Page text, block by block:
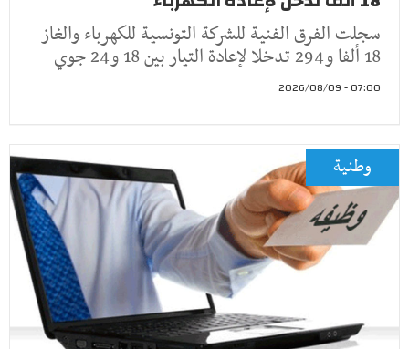
سجلت الفرق الفنية للشركة التونسية للكهرباء والغاز
18 ألفا و294 تدخلا لإعادة التيار بين 18 و24 جوي
07:00 - 2026/08/09
وطنية